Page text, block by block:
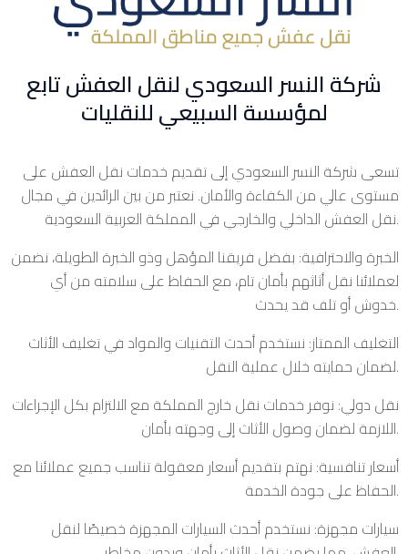
شركة النسر السعودي لنقل العفش تابع
لمؤسسة السبيعي للنقليات
تسعى شركة النسر السعودي إلى تقديم خدمات نقل العفش على
مستوى عالي من الكفاءة والأمان. نعتبر من بين الرائدين في مجال
نقل العفش الداخلي والخارجي في المملكة العربية السعودية.
الخبرة والاحترافية: بفضل فريقنا المؤهل وذو الخبرة الطويلة، نضمن
لعملائنا نقل أثاثهم بأمان تام، مع الحفاظ على سلامته من أي
خدوش أو تلف قد يحدث.
التغليف الممتاز: نستخدم أحدث التقنيات والمواد في تغليف الأثاث
لضمان حمايته خلال عملية النقل.
نقل دولي: نوفر خدمات نقل خارج المملكة مع الالتزام بكل الإجراءات
اللازمة لضمان وصول الأثاث إلى وجهته بأمان.
أسعار تنافسية: نهتم بتقديم أسعار معقولة تناسب جميع عملائنا مع
الحفاظ على جودة الخدمة.
سيارات مجهزة: نستخدم أحدث السيارات المجهزة خصيصًا لنقل